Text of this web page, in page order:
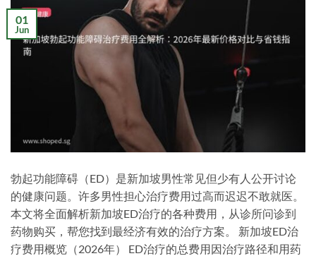
01
Jun
勃起功能障碍（ED）是新加坡男性常见但少有人公开讨论
的健康问题。许多男性担心治疗费用过高而迟迟不敢就医。
本文将全面解析新加坡ED治疗的各种费用，从诊所问诊到
药物购买，帮您找到最经济有效的治疗方案。 新加坡ED治
疗费用概览（2026年） ED治疗的总费用因治疗路径和用药